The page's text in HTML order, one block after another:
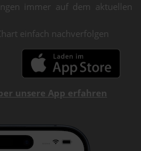
immer auf dem aktuellen
einfach nachverfolgen
unsere App erfahren